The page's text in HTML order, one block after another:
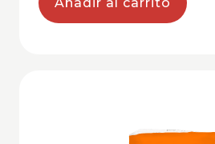
Añadir al carrito